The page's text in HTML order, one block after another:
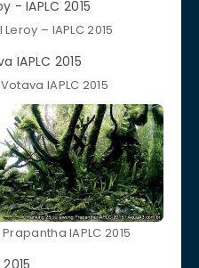
– IAPLC 2015
IAPLC 2015
IAPLC 2015